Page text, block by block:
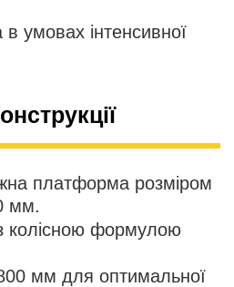
умовах інтенсивної
платформа розміром
мм.
колісною формулою
мм для оптимальної